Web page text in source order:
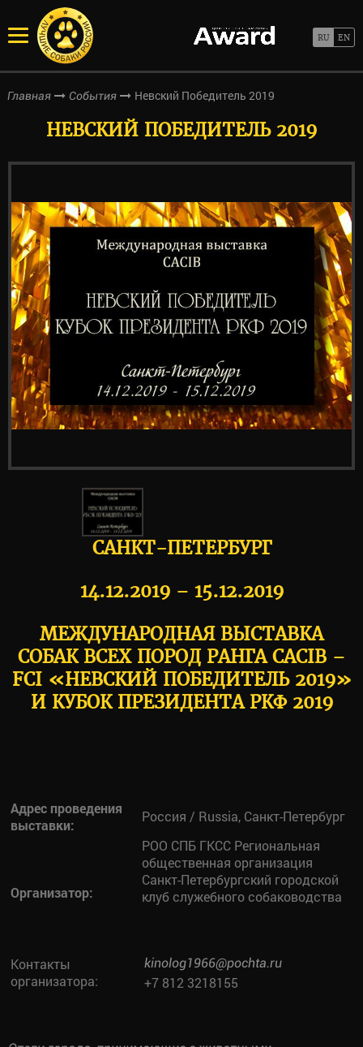
Главная События Невский Победитель 2019
НЕВСКИЙ ПОБЕДИТЕЛЬ 2019
САНКТ-ПЕТЕРБУРГ
14.12.2019 – 15.12.2019
МЕЖДУНАРОДНАЯ ВЫСТАВКА
СОБАК ВСЕХ ПОРОД РАНГА CACIB –
FCI «НЕВСКИЙ ПОБЕДИТЕЛЬ 2019»
И КУБОК ПРЕЗИДЕНТА РКФ 2019
Адрес проведения
выставки:
Россия / Russia, Санкт-Петербург
Организатор:
РОО СПБ ГКСС Региональная
общественная организация
Санкт-Петербургский городской
клуб служебного собаководства
Контакты
организатора:
kinolog1966@pochta.ru
+7 812 3218155